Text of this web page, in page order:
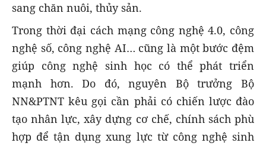
sang chăn nuôi, thủy sản.
Trong thời đại cách mạng công nghệ 4.0, công
nghệ số, công nghệ AI… cũng là một bước đệm
giúp công nghệ sinh học có thể phát triển
mạnh hơn. Do đó, nguyên Bộ trưởng Bộ
NN&PTNT kêu gọi cần phải có chiến lược đào
tạo nhân lực, xây dựng cơ chế, chính sách phù
hợp để tận dụng xung lực từ công nghệ sinh